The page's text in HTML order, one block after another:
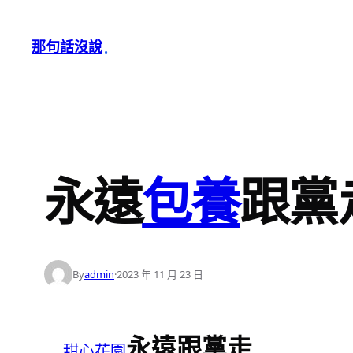
要
那句話沒說·
永遠包養跟黨
Byadmin·2023 年 11 月 23 日